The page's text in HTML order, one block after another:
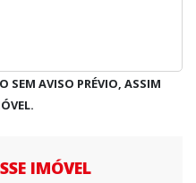
SEM AVISO PRÉVIO, ASSIM
IMÓVEL